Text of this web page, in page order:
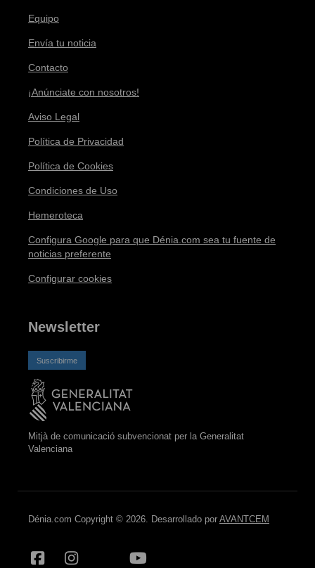
Equipo
Envía tu noticia
Contacto
¡Anúnciate con nosotros!
Aviso Legal
Política de Privacidad
Política de Cookies
Condiciones de Uso
Hemeroteca
Configura Google para que Dénia.com sea tu fuente de
noticias preferente
Configurar cookies
Newsletter
Suscribirme
Mitjà de comunicació subvencionat per la Generalitat
Valenciana
Dénia.com Copyright © 2026. Desarrollado por AVANTCEM